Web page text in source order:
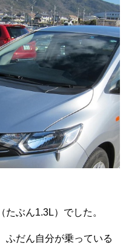
ぶん1.3L）でした。
ふだん自分が乗っている